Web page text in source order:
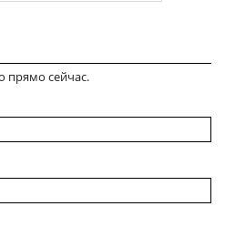
прямо сейчас.